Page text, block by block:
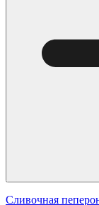
Сливочная